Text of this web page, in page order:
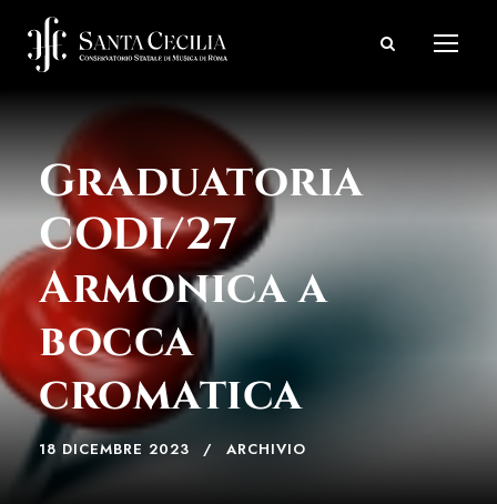
Graduatoria
CODI/27
Armonica a
bocca
cromatica
18 DICEMBRE 2023 ARCHIVIO